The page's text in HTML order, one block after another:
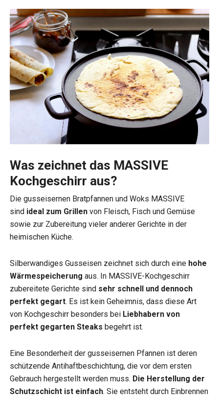
Was zeichnet das MASSIVE
Kochgeschirr aus?
Die gusseisernen Bratpfannen und Woks MASSIVE
sind ideal zum Grillen von Fleisch, Fisch und Gemüse
sowie zur Zubereitung vieler anderer Gerichte in der
heimischen Küche.
Silberwandiges Gusseisen zeichnet sich durch eine hohe
Wärmespeicherung aus. In MASSIVE-Kochgeschirr
zubereitete Gerichte sind sehr schnell und dennoch
perfekt gegart. Es ist kein Geheimnis, dass diese Art
von Kochgeschirr besonders bei Liebhabern von
perfekt gegarten Steaks begehrt ist.
Eine Besonderheit der gusseisernen Pfannen ist deren
schützende Antihaftbeschichtung, die vor dem ersten
Gebrauch hergestellt werden muss. Die Herstellung der
Schutzschicht ist einfach. Sie entsteht durch Einbrennen